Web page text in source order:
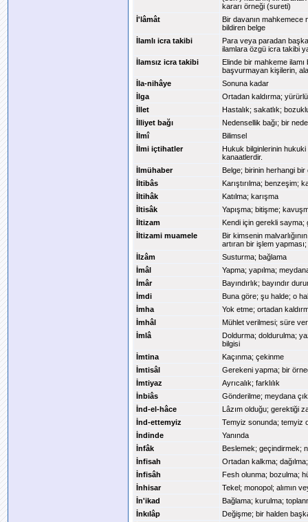
kararı örneği (sureti)
İ'lâmât
Bir davanın mahkemece
bildiren belge
İlamlı icra takibi
Para veya paradan
ilamlara özgü icra takibi
İlamsız icra takibi
Elinde bir mahkeme
başvurmayan kişilerin,
İla-nihâye
Sonuna kadar
İlga
Ortadan kaldırma;
İllet
Hastalık; sakatlık;
İlliyet bağı
Nedensellik bağı; bir
İlmî
Bilimsel
İlmi içtihatler
Hukuk bilginlerinin
kanaatlerdir.
İlmühaber
Belge; birinin herhangi
İltibâs
Karıştırılma; benzeşim;
İltihâk
Katılma; karışma
İltisâk
Yapışma; bitişme;
İltizam
Kendi için gerekli sayma;
İltizami muamele
Bir kimsenin
artıran bir işlem
İlzâm
Susturma; bağlama
İmâl
Yapma; yapılma;
İmâr
Bayındırlık; bayındır
İmdi
Buna göre; şu halde; o
İmha
Yok etme; ortadan
İmhâl
Mühlet verilmesi; süre
İmlâ
Doldurma; doldurulma;
bilgisi
İmtina
Kaçınma; çekinme
İmtisâl
Gerekeni yapma; bir
İmtiyaz
Ayrıcalık; farklılık
İnbiâs
Gönderilme; meydana
İnd-el-hâce
Lâzım olduğu; gerektiği
İnd-ettemyiz
Temyiz sonunda; temyiz
İndinde
Yanında
İnfâk
Beslemek; geçindirmek;
İnfisah
Ortadan kalkma;
İnfisâh
Fesh olunma; bozulma;
İnhisar
Tekel; monopol; alımın
İn'ikad
Bağlama; kurulma;
İnkılâp
Değişme; bir halden